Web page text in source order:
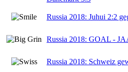
Russia 2018: Juhui 2:2
Russia 2018: GOAL -
Russia 2018: Schweiz